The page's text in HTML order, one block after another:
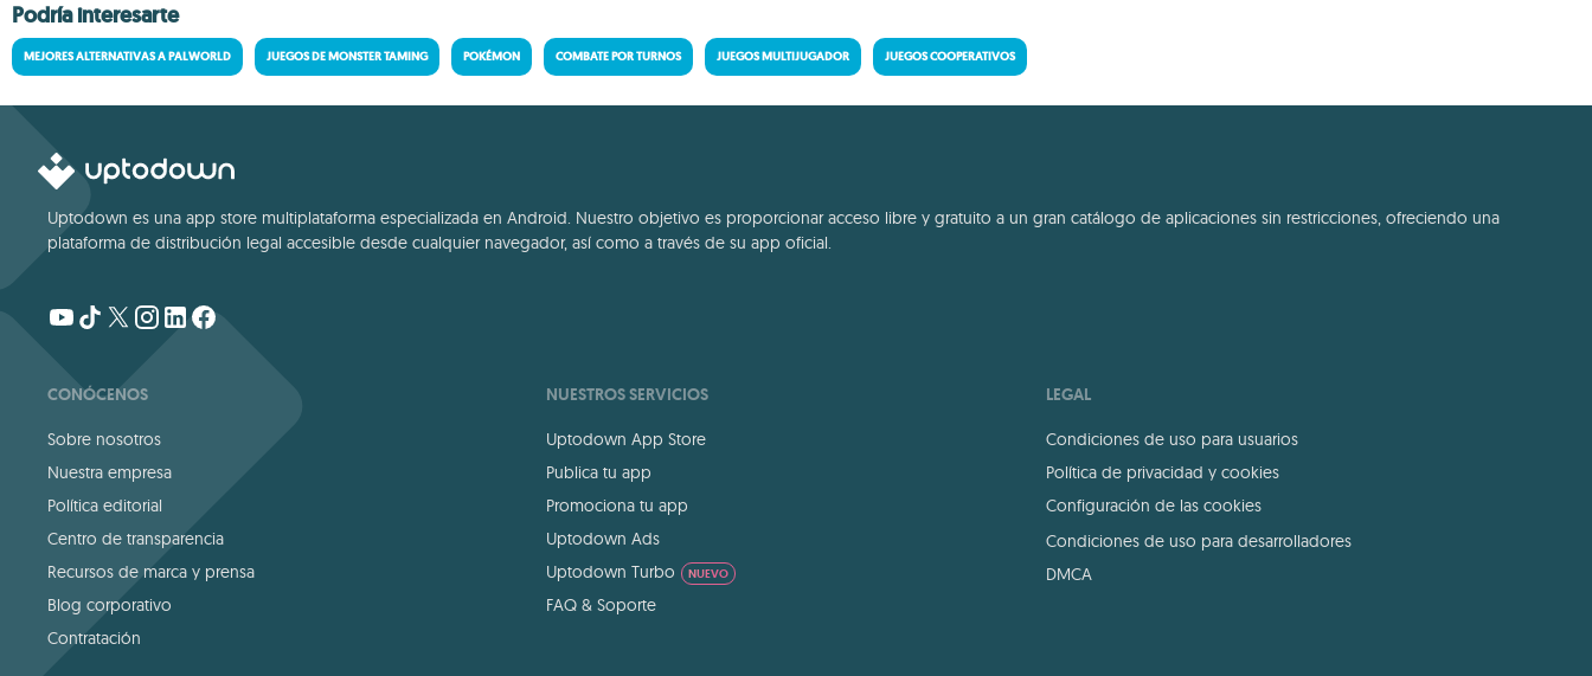
Podría interesarte
MEJORES ALTERNATIVAS A PALWORLD JUEGOS DE MONSTER TAMING POKÉMON COMBATE POR TURNOS JUEGOS MULTIJUGADOR JUEGOS COOPERATIVOS
Uptodown es una app store multiplataforma especializada en Android. Nuestro objetivo es proporcionar acceso libre y gratuito a un gran catálogo de aplicaciones sin restricciones, ofreciendo una
plataforma de distribución legal accesible desde cualquier navegador, así como a través de su app oficial.
CONÓCENOS
Sobre nosotros
Nuestra empresa
Política editorial
Centro de transparencia
Recursos de marca y prensa
Blog corporativo
Contratación
NUESTROS SERVICIOS
Uptodown App Store
Publica tu app
Promociona tu app
Uptodown Ads
Uptodown Turbo
NUEVO
FAQ & Soporte
LEGAL
Condiciones de uso para usuarios
Política de privacidad y cookies
Configuración de las cookies
Condiciones de uso para desarrolladores
DMCA